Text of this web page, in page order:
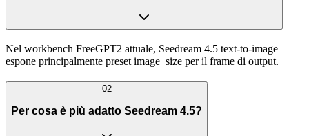
Nel workbench FreeGPT2 attuale, Seedream 4.5 text-to-image
espone principalmente preset image_size per il frame di output.
02
Per cosa è più adatto Seedream 4.5?